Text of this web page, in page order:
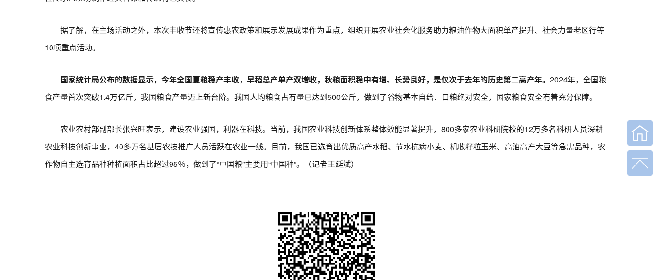
据了解，在主场活动之外，本次丰收节还将宣传惠农政策和展示发展成果作为重点，组织开展农业社会化服务助力粮油作物大面积单产提升、社会力量老区行等
10项重点活动。
国家统计局公布的数据显示，今年全国夏粮稳产丰收，早稻总产单产双增收，秋粮面积稳中有增、长势良好，是仅次于去年的历史第二高产年。 2024年，全国粮
食产量首次突破1.4万亿斤，我国粮食产量迈上新台阶。我国人均粮食占有量已达到500公斤，做到了谷物基本自给、口粮绝对安全，国家粮食安全有着充分保障。
农业农村部副部长张兴旺表示，建设农业强国，利器在科技。当前，我国农业科技创新体系整体效能显著提升，800多家农业科研院校的12万多名科研人员深耕
农业科技创新事业，40多万名基层农技推广人员活跃在农业一线。目前，我国已选育出优质高产水稻、节水抗病小麦、机收籽粒玉米、高油高产大豆等急需品种，农
作物自主选育品种种植面积占比超过95％，做到了“中国粮”主要用“中国种”。（记者王延斌）